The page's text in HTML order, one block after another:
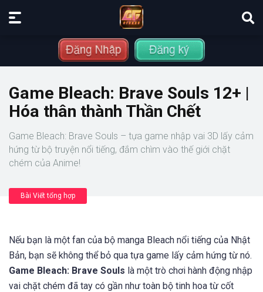
Game Bleach: Brave Souls 12+ |
Hóa thân thành Thần Chết
Game Bleach: Brave Souls – tựa game nhập vai 3D lấy cảm
hứng từ bộ truyện nổi tiếng, đắm chìm vào thế giới chặt
chém của Anime!
Bài Viết tổng hợp
Nếu bạn là một fan của bộ manga Bleach nổi tiếng của Nhật
Bản, bạn sẽ không thể bỏ qua tựa game lấy cảm hứng từ nó.
Game Bleach: Brave Souls là một trò chơi hành động nhập
vai chặt chém đã tay có gần như toàn bộ tinh hoa từ cốt